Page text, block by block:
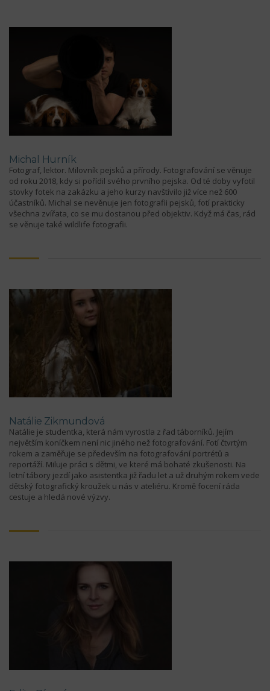
Michal Hurník
Fotograf, lektor. Milovník pejsků a přírody. Fotografování se věnuje
od roku 2018, kdy si pořídil svého prvního pejska. Od té doby vyfotil
stovky fotek na zakázku a jeho kurzy navštívilo již více než 600
účastníků. Michal se nevěnuje jen fotografii pejsků, fotí prakticky
všechna zvířata, co se mu dostanou před objektiv. Když má čas, rád
se věnuje také wildlife fotografii.
Natálie Zikmundová
Natálie je studentka, která nám vyrostla z řad táborníků. Jejím
největším koníčkem není nic jiného než fotografování. Fotí čtvrtým
rokem a zaměřuje se především na fotografování portrétů a
reportáží. Miluje práci s dětmi, ve které má bohaté zkušenosti. Na
letní tábory jezdí jako asistentka již řadu let a už druhým rokem vede
dětský fotografický kroužek u nás v ateliéru. Kromě focení ráda
cestuje a hledá nové výzvy.